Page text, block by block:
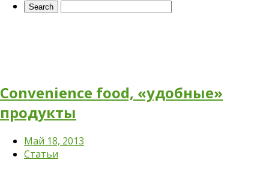
Convenience food, «удобные»
продукты
Май 18, 2013
Статьи